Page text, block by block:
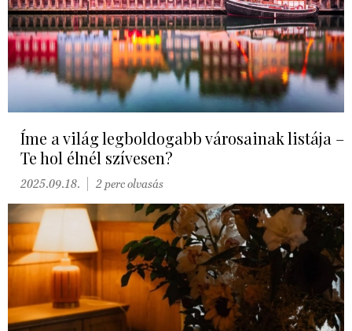
Íme a világ legboldogabb városainak listája –
Te hol élnél szívesen?
2025.09.18. 2 perc olvasás